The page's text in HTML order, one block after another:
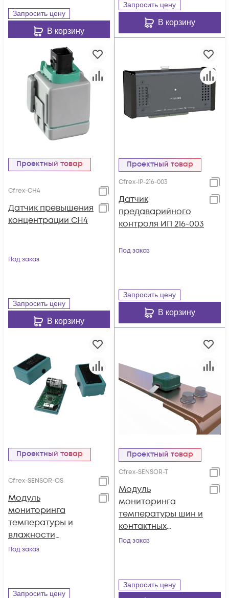
Запросить цену
В корзину
Запросить цену
В корзину
Проектный товар
Cfrex-CH4
Датчик превышения
концентрации СН4
Под заказ
Запросить цену
В корзину
Проектный товар
Cfrex-IP-216-003
Датчик
предаварийного
контроля ИП 216-003
Под заказ
Запросить цену
В корзину
Проектный товар
Cfrex-SENSOR-OS
Модуль
мониторинга
температуры и
влажности
окружающей
Под заказ
Запросить цену
Проектный товар
Cfrex-SENSOR-T
Модуль
мониторинга
температуры шин и
контактных
соединений
Под заказ
Запросить цену